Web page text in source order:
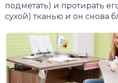
подметать) и протирать
сухой) тканью и он снова